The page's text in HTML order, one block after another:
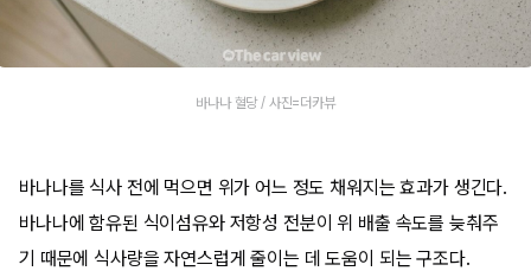
바나나 혈당 / 사진=더카뷰
바나나를 식사 전에 먹으면 위가 어느 정도 채워지는 효과가 생긴다.
바나나에 함유된 식이섬유와 저항성 전분이 위 배출 속도를 늦춰주
기 때문에 식사량을 자연스럽게 줄이는 데 도움이 되는 구조다.